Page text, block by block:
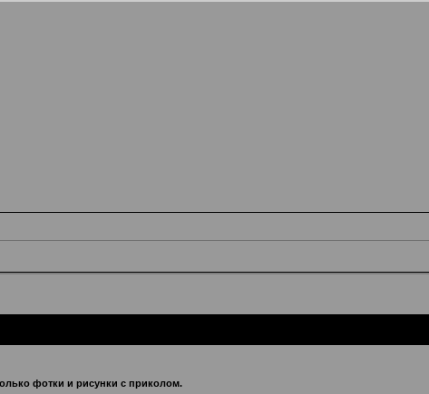
фотки и рисунки с приколом.